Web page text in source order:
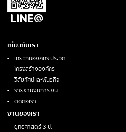
เกี่ยวกับเรา
เกี่ยวกับองค์กร ประวัติ
โครงสร้างองค์กร
วิสัยทัศน์และพันธกิจ
รายงานงบการเงิน
ติดต่อเรา
งานของเรา
ยุทธศาสตร์ 3 ป.